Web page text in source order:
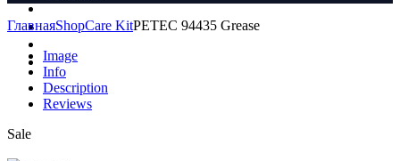
Продукция
Новости
Контакты
ГлавнаяShopCare KitPETEC 94435 Grease
Image
Info
Description
Reviews
Sale